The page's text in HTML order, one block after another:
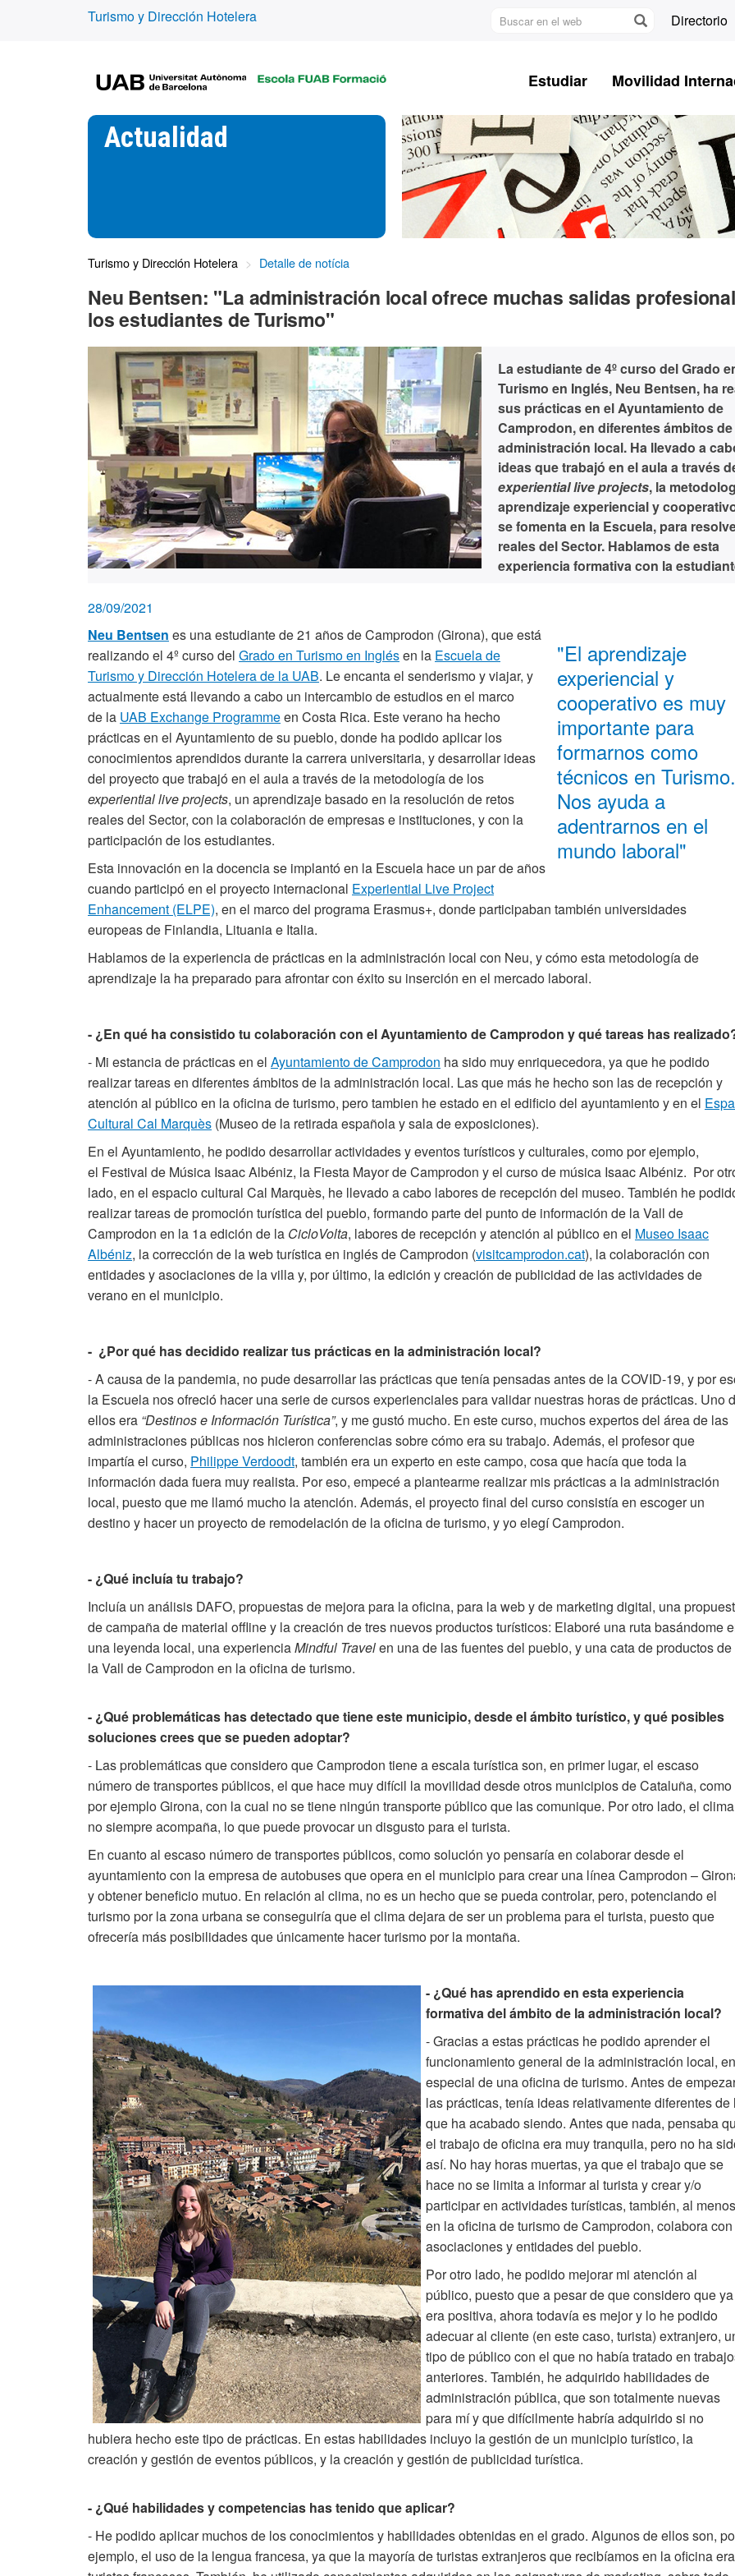
Turismo y Dirección Hotelera
Buscar
Directorio
B
Estudiar Movilidad
Actualidad
Turismo y Dirección Hotelera Detalle de notícia
Neu Bentsen: "La administración local ofrece muchas salidas
los estudiantes de Turismo"
La estudiante de 4º curso del Grado
Turismo en Inglés, Neu Bentsen, ha
sus prácticas en el Ayuntamiento de
Camprodon, en diferentes ámbitos
administración local. Ha llevado a
ideas que trabajó en el aula a través
experiential live projects, la
aprendizaje experiencial y
se fomenta en la Escuela, para
reales del Sector. Hablamos de esta
experiencia formativa con la
28/09/2021
"El aprendizaje
experiencial y
cooperativo es muy
importante para
formarnos como
técnicos en Turismo.
Nos ayuda a
adentrarnos en el
mundo laboral"
Neu Bentsen es una estudiante de 21 años de Camprodon (Girona), que está
realizando el 4º curso del Grado en Turismo en Inglésen la Escuela de
Turismo y Dirección Hotelera de la UAB. Le encanta el senderismo y viajar, y
actualmente está llevando a cabo un intercambio de estudios en el marco
de la UAB Exchange Programmeen Costa Rica. Este verano ha hecho
prácticas en el Ayuntamiento de su pueblo, donde ha podido aplicar los
conocimientos aprendidos durante la carrera universitaria, y desarrollar ideas
del proyecto que trabajó en el aula a través de la metodología de los
experiential live projects, un aprendizaje basado en la resolución de retos
reales del Sector, con la colaboración de empresas e instituciones, y con la
participación de los estudiantes.
Esta innovación en la docencia se implantó en la Escuela hace un par de años
cuando participó en el proyecto internacional Experiential Live Project
Enhancement (ELPE), en el marco del programa Erasmus+, donde participaban también universidades
europeas de Finlandia, Lituania e Italia.
Hablamos de la experiencia de prácticas en la administración local con Neu, y cómo esta metodología de
aprendizaje la ha preparado para afrontar con éxito su inserción en el mercado laboral.
- ¿En qué ha consistido tu colaboración con el Ayuntamiento de Camprodon y qué tareas has
- Mi estancia de prácticas en el Ayuntamiento de Camprodon ha sido muy enriquecedora, ya que he podido
realizar tareas en diferentes ámbitos de la administración local. Las que más he hecho son las de recepción y
atención al público en la oficina de turismo, pero tambien he estado en el edificio del ayuntamiento y en el
Cultural Cal Marquès (Museo de la retirada española y sala de exposiciones).
En el Ayuntamiento, he podido desarrollar actividades y eventos turísticos y culturales, como por ejemplo,
el Festival de Música Isaac Albéniz, la Fiesta Mayor de Camprodon y el curso de música Isaac Albéniz. Por
lado, en el espacio cultural Cal Marquès, he llevado a cabo labores de recepción del museo. También he
realizar tareas de promoción turística del pueblo, formando parte del punto de información de la Vall de
Camprodon en la 1a edición de la CicloVolta, labores de recepción y atención al público en el Museo Isaac
Albéniz, la corrección de la web turística en inglés de Camprodon (visitcamprodon.cat), la colaboración con
entidades y asociaciones de la villa y, por último, la edición y creación de publicidad de las actividades de
verano en el municipio.
- ¿Por qué has decidido realizar tus prácticas en la administración local?
- A causa de la pandemia, no pude desarrollar las prácticas que tenía pensadas antes de la COVID-19, y por
la Escuela nos ofreció hacer una serie de cursos experienciales para validar nuestras horas de prácticas. Uno
ellos era “Destinos e Información Turística”, y me gustó mucho. En este curso, muchos expertos del área de las
administraciones públicas nos hicieron conferencias sobre cómo era su trabajo. Además, el profesor que
impartía el curso, Philippe Verdoodt, también era un experto en este campo, cosa que hacía que toda la
información dada fuera muy realista. Por eso, empecé a plantearme realizar mis prácticas a la administración
local, puesto que me llamó mucho la atención. Además, el proyecto final del curso consistía en escoger un
destino y hacer un proyecto de remodelación de la oficina de turismo, y yo elegí Camprodon.
- ¿Qué incluía tu trabajo?
Incluía un análisis DAFO, propuestas de mejora para la oficina, para la web y de marketing digital, una
de campaña de material offline y la creación de tres nuevos productos turísticos: Elaboré una ruta basándome
una leyenda local, una experienciaMindful Travelen una de las fuentes del pueblo, y una cata de productos de
la Vall de Camprodon en la oficina de turismo.
- ¿Qué problemáticas has detectado que tiene este municipio, desde el ámbito turístico, y qué posibles
soluciones crees que se pueden adoptar?
- Las problemáticas que considero que Camprodon tiene a escala turística son, en primer lugar, el escaso
número de transportes públicos, el que hace muy difícil la movilidad desde otros municipios de Cataluña, como
por ejemplo Girona, con la cual no se tiene ningún transporte público que las comunique. Por otro lado, el clima
no siempre acompaña, lo que puede provocar un disgusto para el turista.
En cuanto al escaso número de transportes públicos, como solución yo pensaría en colaborar desde el
ayuntamiento con la empresa de autobuses que opera en el municipio para crear una línea Camprodon –
y obtener beneficio mutuo. En relación al clima, no es un hecho que se pueda controlar, pero, potenciando el
turismo por la zona urbana se conseguiría que el clima dejara de ser un problema para el turista, puesto que
ofrecería más posibilidades que únicamente hacer turismo por la montaña.
- ¿Qué has aprendido en esta experiencia
formativa del ámbito de la administración local?
- Gracias a estas prácticas he podido aprender el
funcionamiento general de la administración local, en
especial de una oficina de turismo. Antes de
las prácticas, tenía ideas relativamente diferentes de
que ha acabado siendo. Antes que nada, pensaba
el trabajo de oficina era muy tranquila, pero no ha
así. No hay horas muertas, ya que el trabajo que se
hace no se limita a informar al turista y crear y/o
participar en actividades turísticas, también, al menos
en la oficina de turismo de Camprodon, colabora con
asociaciones y entidades del pueblo.
Por otro lado, he podido mejorar mi atención al
público, puesto que a pesar de que considero que ya
era positiva, ahora todavía es mejor y lo he podido
adecuar al cliente (en este caso, turista) extranjero,
tipo de público con el que no había tratado en
anteriores. También, he adquirido habilidades de
administración pública, que son totalmente nuevas
para mí y que difícilmente habría adquirido si no
hubiera hecho este tipo de prácticas. En estas habilidades incluyo la gestión de un municipio turístico, la
creación y gestión de eventos públicos, y la creación y gestión de publicidad turística.
- ¿Qué habilidades y competencias has tenido que aplicar?
- He podido aplicar muchos de los conocimientos y habilidades obtenidas en el grado. Algunos de ellos son,
ejemplo, el uso de la lengua francesa, ya que la mayoría de turistas extranjeros que recibíamos en la oficina